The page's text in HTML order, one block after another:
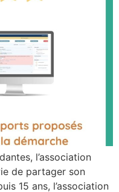
l’association
de partager son
15 ans, l’association